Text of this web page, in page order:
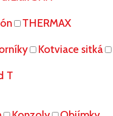
THERMAX
Kotviace sitká
T